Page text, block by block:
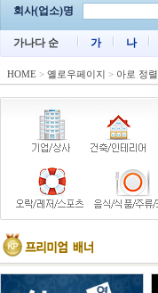
회사(업소)명
가나다 순 가 나
HOME > 옐로우페이지 > 아로 정렬